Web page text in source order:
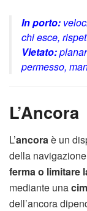
In porto:
chi esce,
Vietato:
permesso,
L’Ancora
L’ancoraè un
della
ferma o limitare
mediante una
dell’ancora